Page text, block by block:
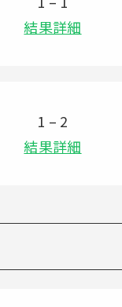
結果詳細
1 – 2
結果詳細